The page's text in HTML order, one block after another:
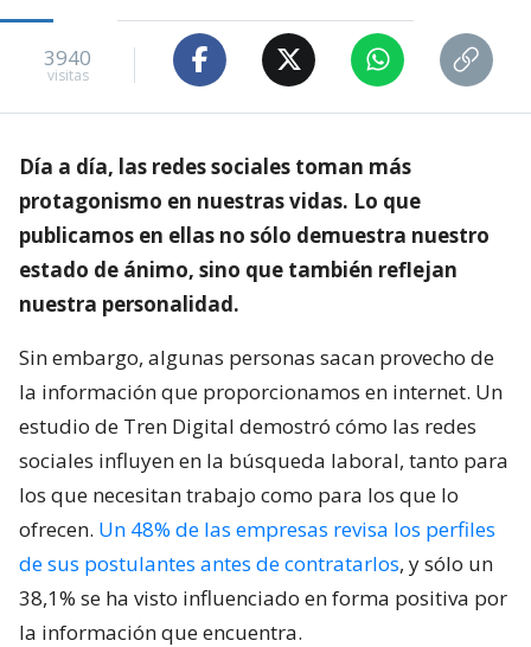
3940
visitas
Día a día, las redes sociales toman más
protagonismo en nuestras vidas. Lo que
publicamos en ellas no sólo demuestra nuestro
estado de ánimo, sino que también reflejan
nuestra personalidad.
Sin embargo, algunas personas sacan provecho de
la información que proporcionamos en internet. Un
estudio de Tren Digital demostró cómo las redes
sociales influyen en la búsqueda laboral, tanto para
los que necesitan trabajo como para los que lo
ofrecen. Un 48% de las empresas revisa los perfiles
de sus postulantes antes de contratarlos, y sólo un
38,1% se ha visto influenciado en forma positiva por
la información que encuentra.